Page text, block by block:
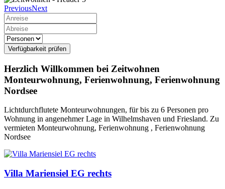
PreviousNext
Verfügbarkeit prüfen
Herzlich Willkommen bei Zeitwohnen
Monteurwohnung, Ferienwohnung, Ferienwohnung
Nordsee
Lichtdurchflutete Monteurwohnungen, für bis zu 6 Personen pro
Wohnung in angenehmer Lage in Wilhelmshaven und Friesland. Zu
vermieten Monteurwohnung, Ferienwohnung , Ferienwohnung
Nordsee
Villa Mariensiel EG rechts